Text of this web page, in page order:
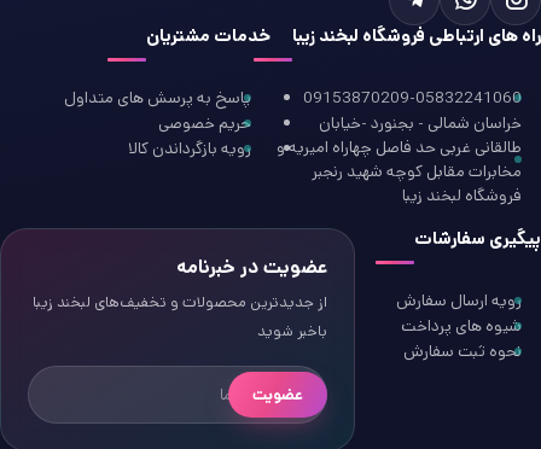
راه های ارتباطی فروشگاه لبخند زیبا
09153870209-05832241060
خراسان شمالی - بجنورد -خیابان
طالقانی غربی حد فاصل چهاراه امیریه و
مخابرات مقابل کوچه شهید رنجبر
فروشگاه لبخند زیبا
خدمات مشتریان
پاسخ به پرسش های متداول
حریم خصوصی
رویه بازگرداندن کالا
پیگیری سفارشات
رویه ارسال سفارش
شیوه های پرداخت
نحوه ثبت سفارش
عضویت در خبرنامه
از جدیدترین محصولات و تخفیف‌های لبخند زیبا
باخبر شوید
عضویت